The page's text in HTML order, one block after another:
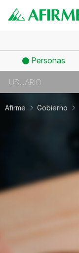
Personas
Afirme Gobierno